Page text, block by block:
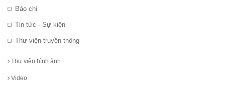
Báo chí
Tin tức - Sự kiện
Thư viện truyền thông
Thư viện hình ảnh
Video